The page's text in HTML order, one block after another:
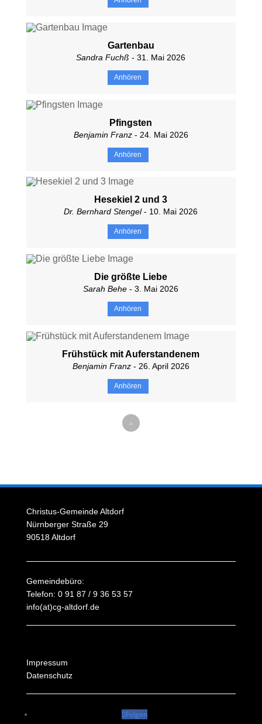
Gartenbau
Sandra Fuchß - 31. Mai 2026
Anhören
Pfingsten
Benjamin Franz- 24. Mai 2026
Anhören
Hesekiel 2 und 3
Dr. Bernhard Stengel- 10. Mai 2026
Anhören
Die größte Liebe
Sarah Behe - 3. Mai 2026
Anhören
Frühstück mit Auferstandenem
Benjamin Franz- 26. April 2026
Anhören
»
Christus-Gemeinde Altdorf
Nürnberger Straße 29
90518 Altdorf
Gemeindebüro:
Telefon: 0 91 87 / 9 36 53 57
info(at)cg-altdorf.de
Impressum
Datenschutz
Folgen